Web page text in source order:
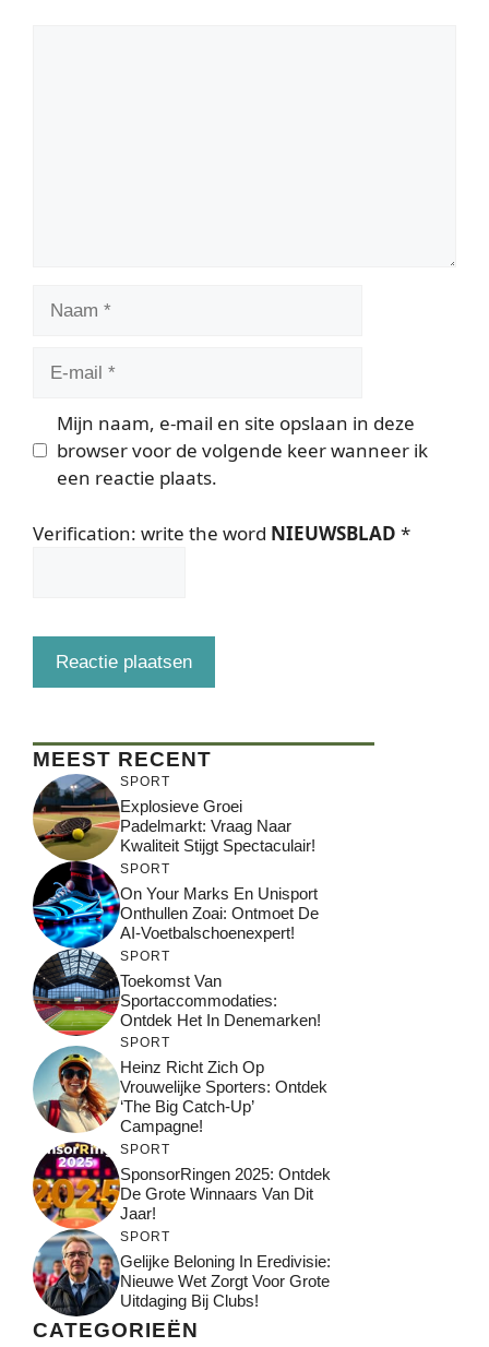
Mijn naam, e-mail en site opslaan in deze
browser voor de volgende keer wanneer ik
een reactie plaats.
Verification: write the word NIEUWSBLAD *
MEEST RECENT
SPORT
Explosieve Groei
Padelmarkt: Vraag Naar
Kwaliteit Stijgt Spectaculair!
SPORT
On Your Marks En Unisport
Onthullen Zoai: Ontmoet De
AI-Voetbalschoenexpert!
SPORT
Toekomst Van
Sportaccommodaties:
Ontdek Het In Denemarken!
SPORT
Heinz Richt Zich Op
Vrouwelijke Sporters: Ontdek
‘The Big Catch-Up’
Campagne!
SPORT
SponsorRingen 2025: Ontdek
De Grote Winnaars Van Dit
Jaar!
SPORT
Gelijke Beloning In Eredivisie:
Nieuwe Wet Zorgt Voor Grote
Uitdaging Bij Clubs!
CATEGORIEËN